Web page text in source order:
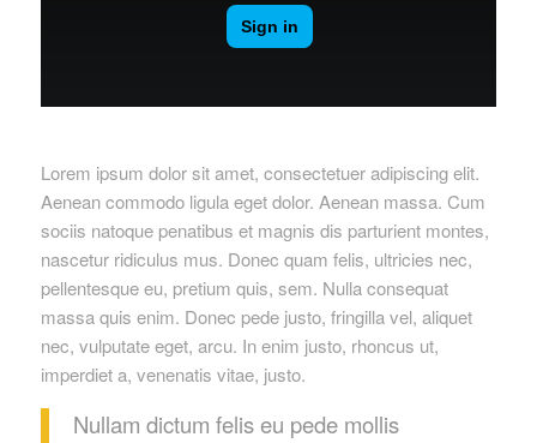
Lorem ipsum dolor sit amet, consectetuer adipiscing elit.
Aenean commodo ligula eget dolor. Aenean massa. Cum
sociis natoque penatibus et magnis dis parturient montes,
nascetur ridiculus mus. Donec quam felis, ultricies nec,
pellentesque eu, pretium quis, sem. Nulla consequat
massa quis enim. Donec pede justo, fringilla vel, aliquet
nec, vulputate eget, arcu. In enim justo, rhoncus ut,
imperdiet a, venenatis vitae, justo.
Nullam dictum felis eu pede mollis